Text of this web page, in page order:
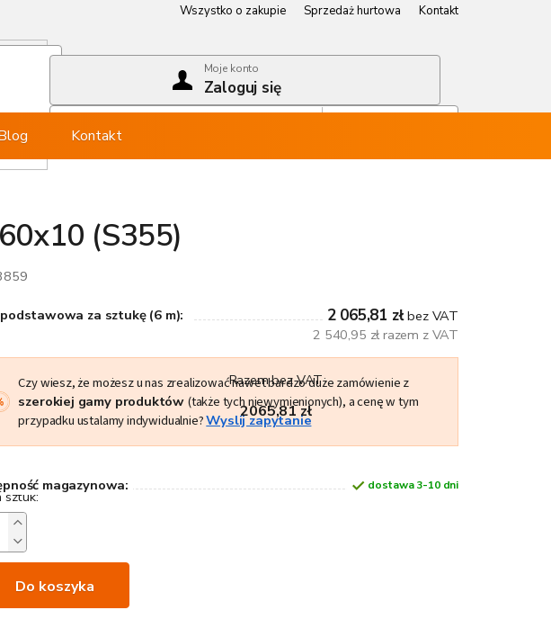
Wszystko o zakupie Sprzedaż hurtowa
Kontakt
Moje konto
Zaloguj się
Kontakt
(S355)
za sztukę (6 m): 2 065,81 złbez VAT
2 540,95 zł razem z VAT
Czy wiesz, że możesz u nas zrealizować nawet bardzo duże zamówienie z
szerokiej gamy produktów (także tych niewymienionych), a cenę w tym
przypadku ustalamy indywidualnie?Wyslij zapytanie
magazynowa: dostawa 3-10 dni
Do koszyka
Razem bez VAT
2065,81 zł